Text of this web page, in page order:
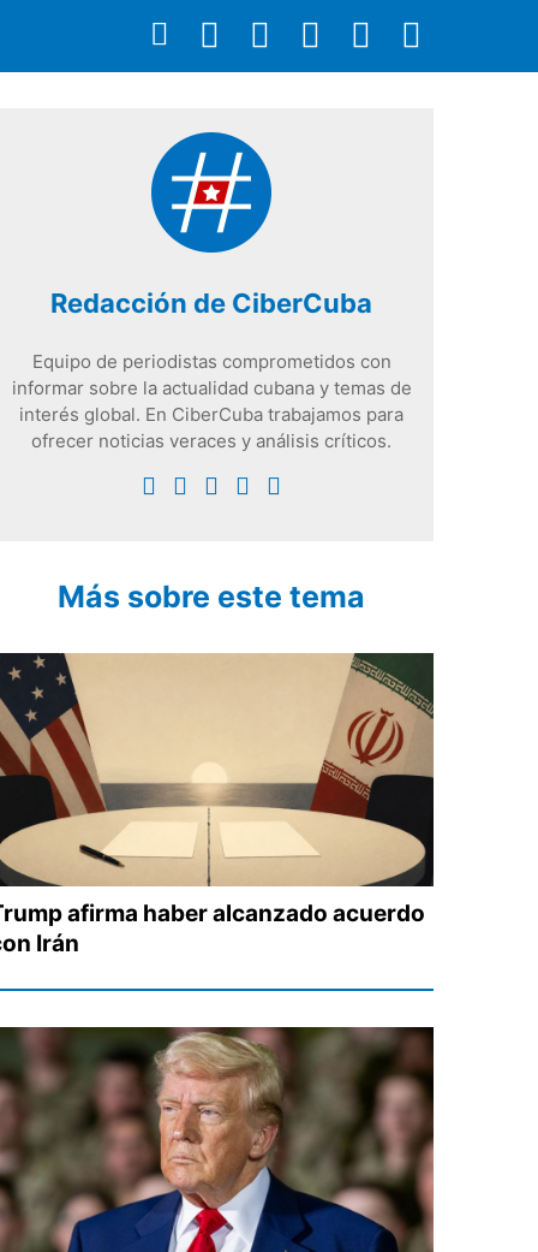
Redacción de CiberCuba
Equipo de periodistas comprometidos con
informar sobre la actualidad cubana y temas de
interés global. En CiberCuba trabajamos para
ofrecer noticias veraces y análisis críticos.
Más sobre este tema
afirma haber alcanzado acuerdo
Irán